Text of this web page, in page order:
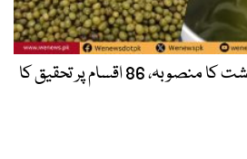
پوٹھوہار میں زیتون کی کاشت کا منصوبہ، 86 اقسام پر تحقیق کا